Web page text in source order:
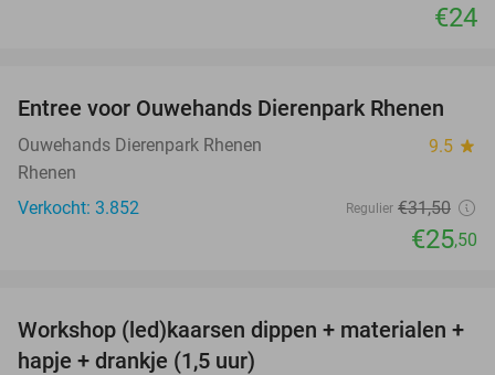
€24
19%
Entree voor Ouwehands Dierenpark Rhenen
Ouwehands Dierenpark Rhenen 9.5 star
Rhenen
Verkocht: 3.852
Regulier €31,50
€25,50
50%
Workshop (led)kaarsen dippen + materialen +
hapje + drankje (1,5 uur)